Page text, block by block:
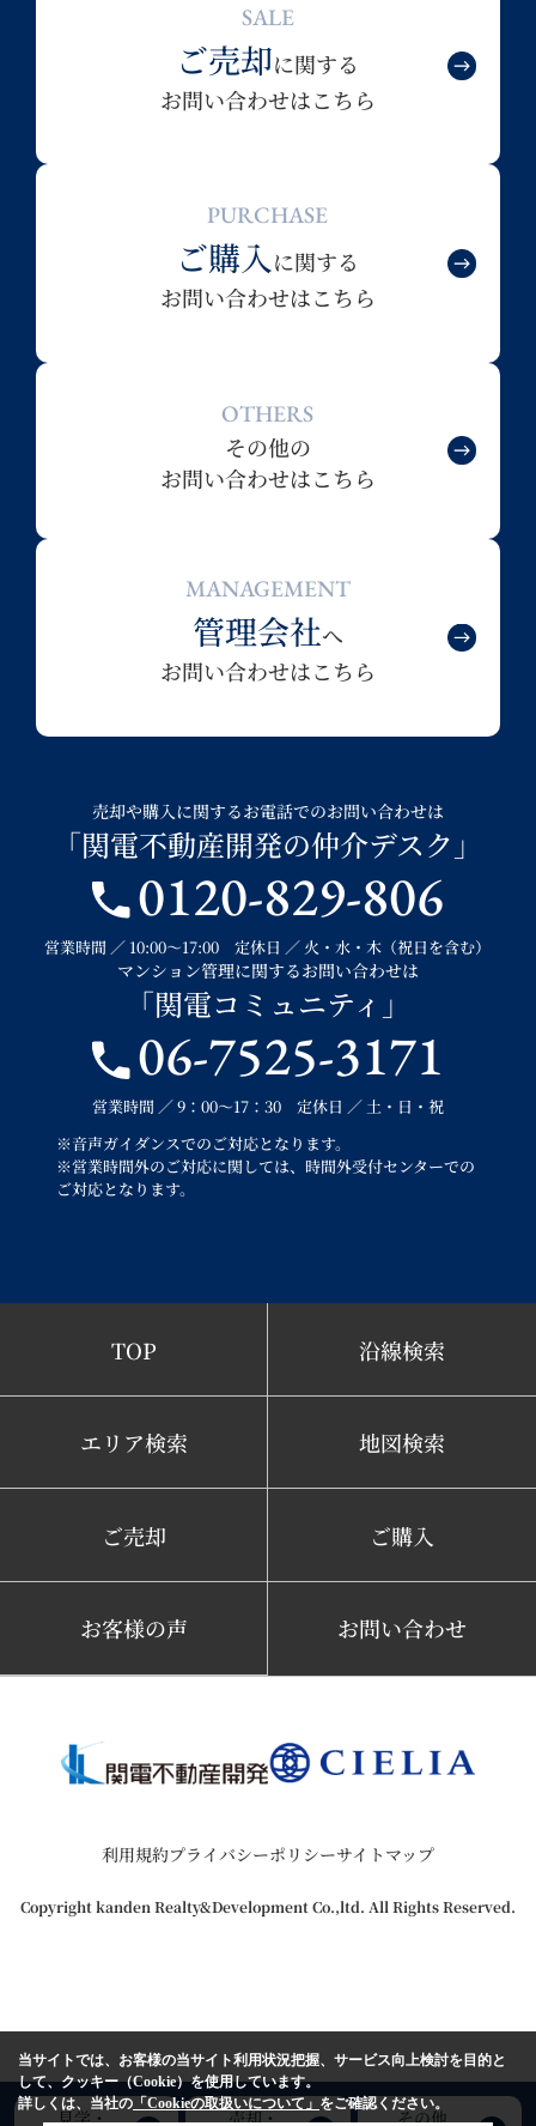
SALE
ご売却に関する
お問い合わせはこちら
PURCHASE
ご購入に関する
お問い合わせはこちら
OTHERS
その他の
お問い合わせはこちら
MANAGEMENT
管理会社へ
お問い合わせはこちら
売却や購入に関するお電話でのお問い合わせは
「関電不動産開発の仲介デスク」
0120-829-806
営業時間 ／ 10:00～17:00 定休日 ／ 火・水・木（祝日を含む）
マンション管理に関するお問い合わせは
「関電コミュニティ」
06-7525-3171
営業時間 ／ 9：00～17：30 定休日 ／ 土・日・祝
※音声ガイダンスでのご対応となります。
※営業時間外のご対応に関しては、時間外受付センターでの
ご対応となります。
TOP 沿線検索
エリア検索 地図検索
ご売却 ご購入
お客様の声 お問い合わせ
利用規約プライバシーポリシーサイトマップ
Copyright kanden Realty&Development Co.,ltd. All Rights Reserved.
見学・ 売却・ その他
当サイトでは、お客様の当サイト利用状況把握、サービス向上検討を目的と
して、クッキー（Cookie）を使用しています。
詳しくは、当社の 「Cookieの取扱いについて」 をご確認ください。